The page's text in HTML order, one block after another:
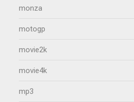
monza
motogp
movie2k
movie4k
mp3